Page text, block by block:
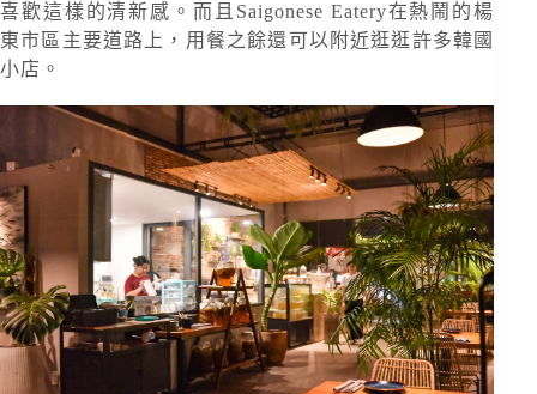
喜歡這樣的清新感。而且Saigonese Eatery在熱鬧的楊
東市區主要道路上，用餐之餘還可以附近逛逛許多韓國
小店。